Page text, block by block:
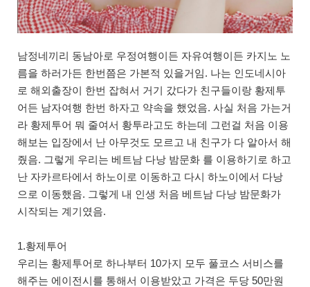
남정네끼리 동남아로 우정여행이든 자유여행이든 카지노 노
름을 하러가든 한번쯤은 가본적 있을거임. 나는 인도네시아
로 해외출장이 한번 잡혀서 거기 갔다가 친구들이랑 황제투
어든 남자여행 한번 하자고 약속을 했었음. 사실 처음 가는거
라 황제투어 뭐 줄여서 황투라고도 하는데 그런걸 처음 이용
해보는 입장에서 난 아무것도 모르고 내 친구가 다 알아서 해
줬음. 그렇게 우리는 베트남 다낭 밤문화 를 이용하기로 하고
난 자카르타에서 하노이로 이동하고 다시 하노이에서 다낭
으로 이동했음. 그렇게 내 인생 처음 베트남 다낭 밤문화가
시작되는 계기였음.
1.황제투어
우리는 황제투어로 하나부터 10가지 모두 풀코스 서비스를
해주는 에이전시를 통해서 이용받았고 가격은 두당 50만원